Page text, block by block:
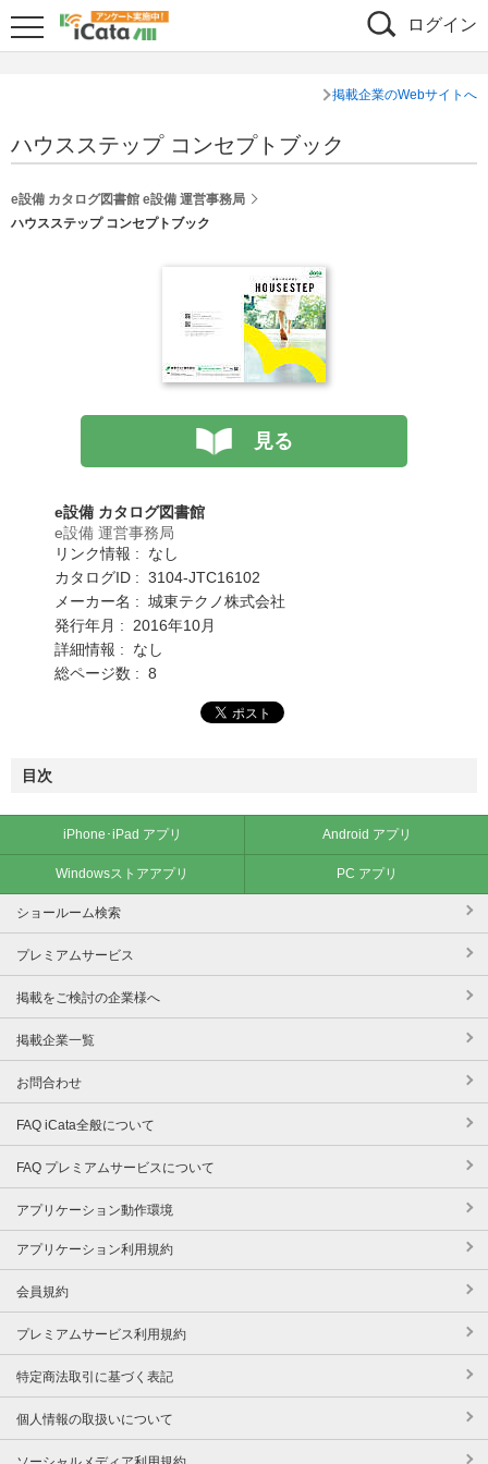
ログイン
掲載企業のWebサイトへ
ハウスステップ コンセプトブック
e設備 カタログ図書館 e設備 運営事務局
ハウスステップ コンセプトブック
見る
e設備 カタログ図書館
e設備 運営事務局
リンク情報 : なし
カタログID : 3104-JTC16102
メーカー名 : 城東テクノ株式会社
発行年月 : 2016年10月
詳細情報 : なし
総ページ数 : 8
目次
iPhone･iPad アプリ Android アプリ
Windowsストアアプリ PC アプリ
ショールーム検索
プレミアムサービス
掲載をご検討の企業様へ
掲載企業一覧
お問合わせ
FAQ iCata全般について
FAQ プレミアムサービスについて
アプリケーション動作環境
アプリケーション利用規約
会員規約
プレミアムサービス利用規約
特定商法取引に基づく表記
個人情報の取扱いについて